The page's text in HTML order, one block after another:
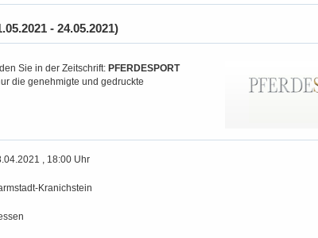
- 24.05.2021)
Sie in der Zeitschrift: PFERDESPORT
die genehmigte und gedruckte
, 18:00 Uhr
Kranichstein